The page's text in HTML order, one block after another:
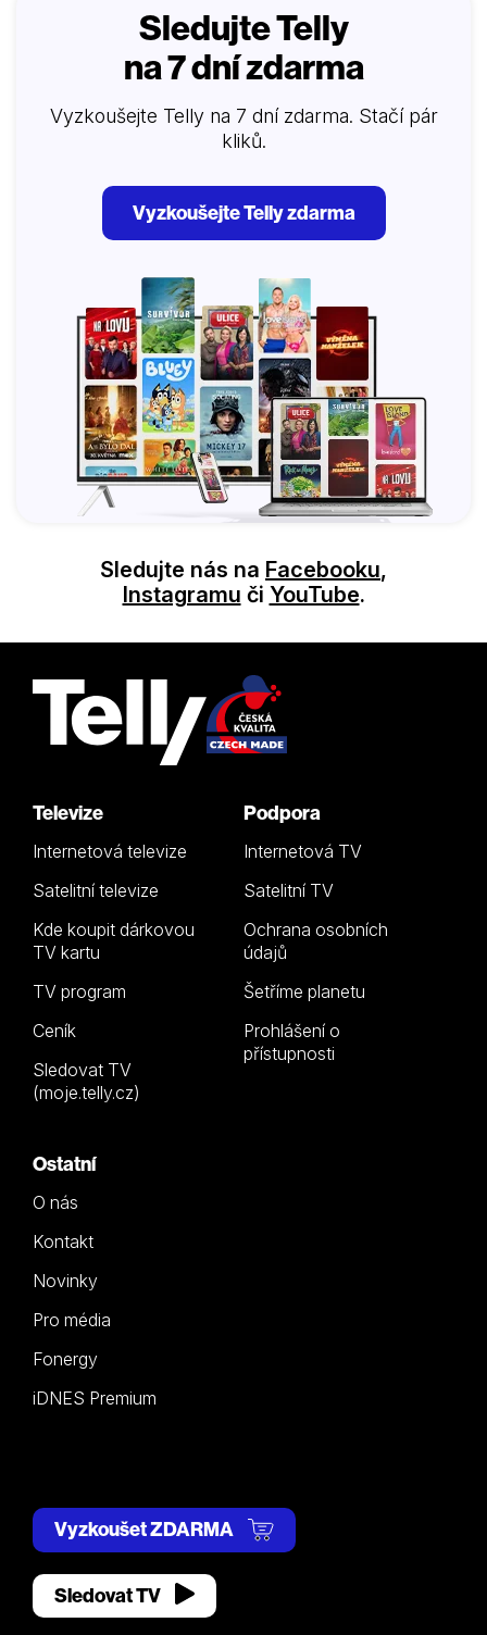
zkouška. Jen ta nejsilnější přežijí zdejší…
Sledujte Telly
na 7 dní zdarma
Vyzkoušejte Telly na 7 dní zdarma. Stačí pár
kliků.
Vyzkoušejte Telly zdarma
Sledujte nás na Facebooku,
Instagramu či YouTube.
Televize
Internetová televize
Satelitní televize
Kde koupit dárkovou
TV kartu
TV program
Ceník
Sledovat TV
(moje.telly.cz)
Podpora
Internetová TV
Satelitní TV
Ochrana osobních
údajů
Šetříme planetu
Prohlášení o
přístupnosti
Ostatní
O nás
Kontakt
Novinky
Pro média
Fonergy
iDNES Premium
Vyzkoušet ZDARMA
Sledovat TV